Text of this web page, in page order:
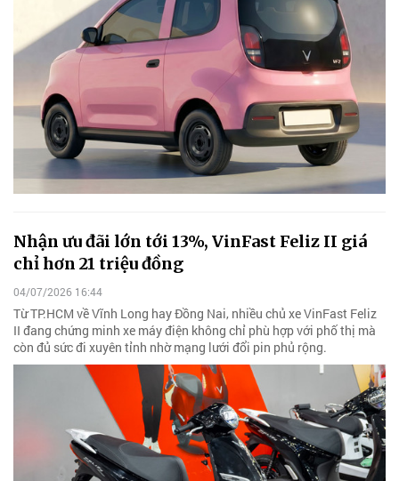
Nhận ưu đãi lớn tới 13%, VinFast Feliz II giá
chỉ hơn 21 triệu đồng
04/07/2026 16:44
Từ TP.HCM về Vĩnh Long hay Đồng Nai, nhiều chủ xe VinFast Feliz
II đang chứng minh xe máy điện không chỉ phù hợp với phố thị mà
còn đủ sức đi xuyên tỉnh nhờ mạng lưới đổi pin phủ rộng.